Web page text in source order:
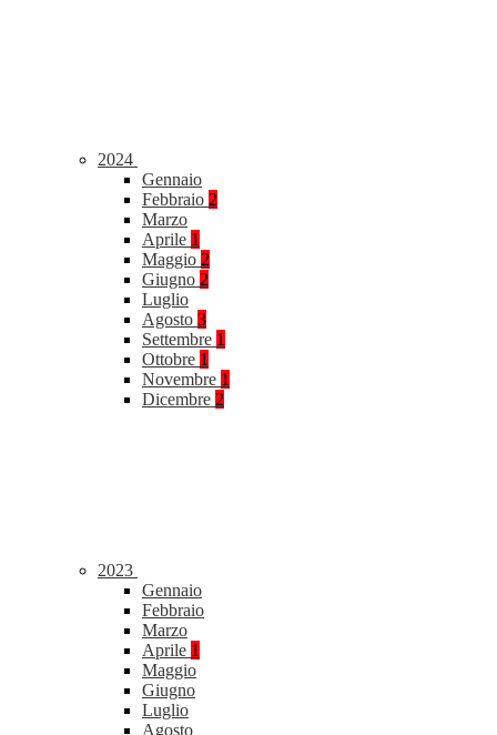
2024
Gennaio
Febbraio 2
Marzo
Aprile 1
Maggio 2
Giugno 2
Luglio
Agosto 3
Settembre 1
Ottobre 1
Novembre 1
Dicembre 2
2023
Gennaio
Febbraio
Marzo
Aprile 1
Maggio
Giugno
Luglio
Agosto